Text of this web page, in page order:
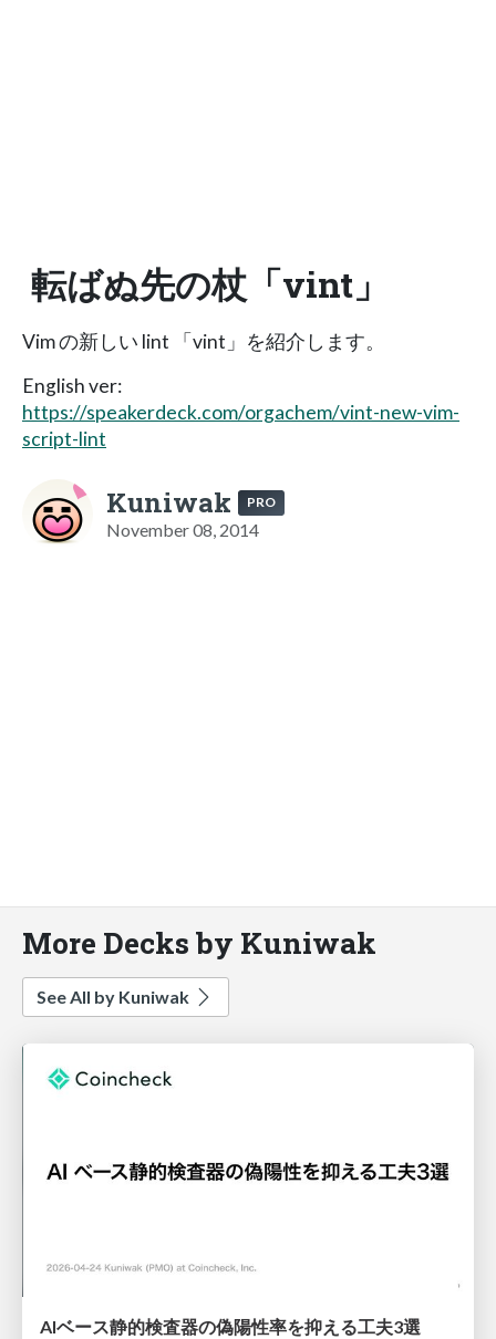
転ばぬ先の杖「vint」
Vim の新しい lint 「vint」を紹介します。
English ver:
https://speakerdeck.com/orgachem/vint-new-vim-
script-lint
Kuniwak PRO
November 08, 2014
More Decks by Kuniwak
See All by Kuniwak
AIベース静的検査器の偽陽性率を抑える工夫3選